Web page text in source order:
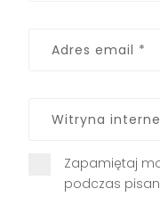
Zapamiętaj
podczas